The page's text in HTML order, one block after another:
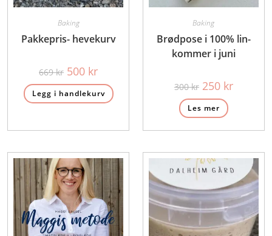
Baking
Pakkepris- hevekurv
669kr Opprinnelig
pris
var:
669 kr.
500 krNåværende
er:
500 kr.
Legg i handlekurv
Baking
Brødpose i 100% lin-
kommer i juni
300kr Opprinnelig
pris
var:
300 kr.
250 kr
Les mer